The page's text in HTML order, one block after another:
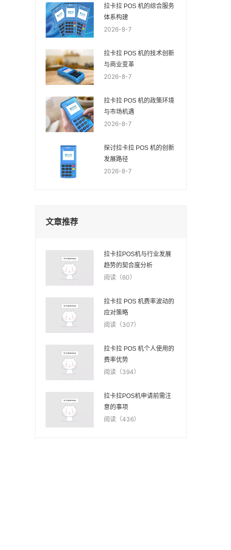
拉卡拉 POS 机的综合服务
体系构建
2026-8-7
拉卡拉 POS 机的技术创新
与商业变革
2026-8-7
拉卡拉 POS 机的政策环境
与市场机遇
2026-8-7
探讨拉卡拉 POS 机的创新
发展路径
2026-8-7
文章推荐
拉卡拉POS机与行业发展
趋势的契合度分析
阅读（60）
拉卡拉 POS 机费率波动的
应对策略
阅读（307）
拉卡拉 POS 机个人使用的
费率优势
阅读（394）
拉卡拉POS机申请前需注
意的事项
阅读（436）